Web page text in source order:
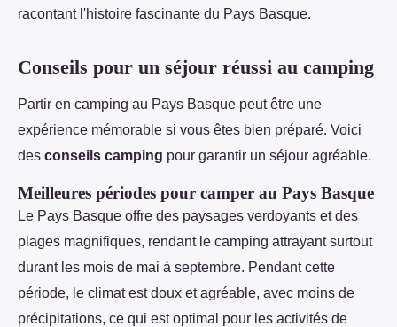
racontant l'histoire fascinante du Pays Basque.
Conseils pour un séjour réussi au camping
Partir en camping au Pays Basque peut être une
expérience mémorable si vous êtes bien préparé. Voici
des conseils camping pour garantir un séjour agréable.
Meilleures périodes pour camper au Pays Basque
Le Pays Basque offre des paysages verdoyants et des
plages magnifiques, rendant le camping attrayant surtout
durant les mois de mai à septembre. Pendant cette
période, le climat est doux et agréable, avec moins de
précipitations, ce qui est optimal pour les activités de